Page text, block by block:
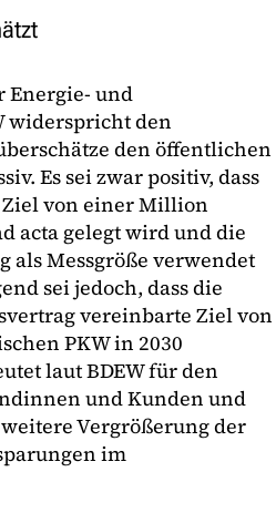
Energie- und
widerspricht den
den öffentlichen
Es sei zwar positiv, dass
von einer Million
acta gelegt wird und die
Messgröße verwendet
sei jedoch, dass die
vereinbarte Ziel von
PKW in 2030
laut BDEW für den
und Kunden und
Vergrößerung der
im